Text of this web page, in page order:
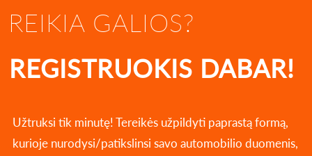
REIKIA GALIOS?
REGISTRUOKIS DABAR!
Užtruksi tik minutę! Tereikės užpildyti paprastą formą,
kurioje nurodysi/patikslinsi savo automobilio duomenis,